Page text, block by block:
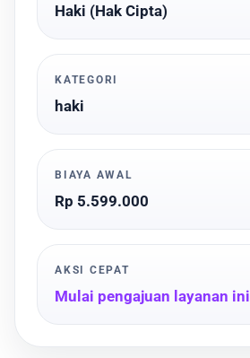
Haki (Hak Cipta)
KATEGORI
haki
BIAYA AWAL
Rp 5.599.000
AKSI CEPAT
Mulai pengajuan layanan ini